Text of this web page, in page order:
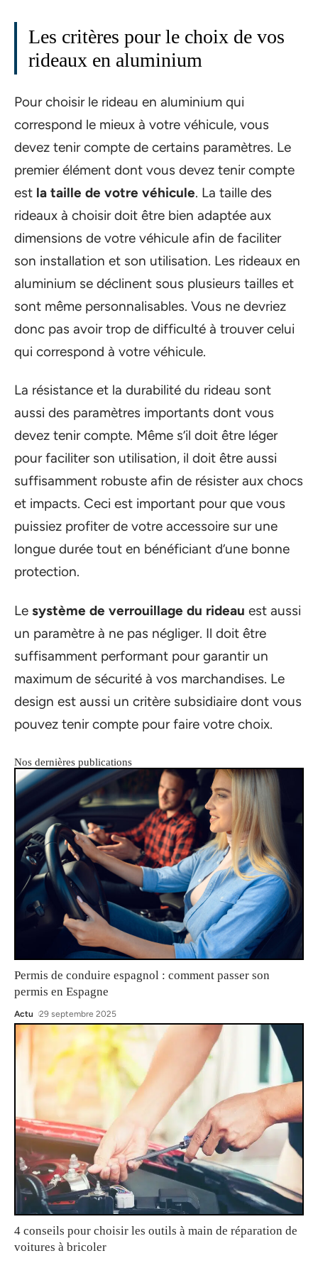
Les critères pour le choix de vos
rideaux en aluminium
Pour choisir le rideau en aluminium qui
correspond le mieux à votre véhicule, vous
devez tenir compte de certains paramètres. Le
premier élément dont vous devez tenir compte
est la taille de votre véhicule. La taille des
rideaux à choisir doit être bien adaptée aux
dimensions de votre véhicule afin de faciliter
son installation et son utilisation. Les rideaux en
aluminium se déclinent sous plusieurs tailles et
sont même personnalisables. Vous ne devriez
donc pas avoir trop de difficulté à trouver celui
qui correspond à votre véhicule.
La résistance et la durabilité du rideau sont
aussi des paramètres importants dont vous
devez tenir compte. Même s’il doit être léger
pour faciliter son utilisation, il doit être aussi
suffisamment robuste afin de résister aux chocs
et impacts. Ceci est important pour que vous
puissiez profiter de votre accessoire sur une
longue durée tout en bénéficiant d’une bonne
protection.
Le système de verrouillage du rideau est aussi
un paramètre à ne pas négliger. Il doit être
suffisamment performant pour garantir un
maximum de sécurité à vos marchandises. Le
design est aussi un critère subsidiaire dont vous
pouvez tenir compte pour faire votre choix.
Nos dernières publications
Permis de conduire espagnol : comment passer son
permis en Espagne
Actu 29 septembre 2025
4 conseils pour choisir les outils à main de réparation de
voitures à bricoler